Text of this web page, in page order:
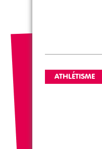
ATHLÉTISME